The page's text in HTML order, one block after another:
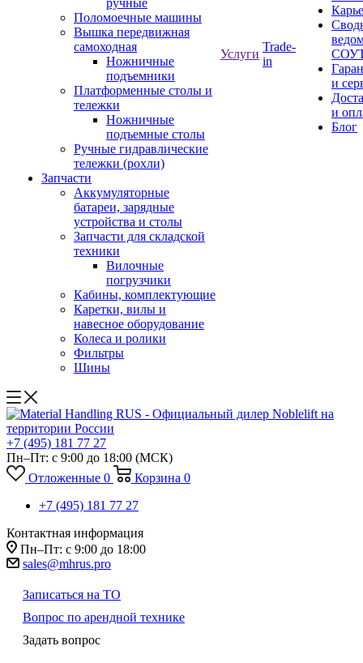
ручные
Поломоечные машины
Вышка передвижная
самоходная
Ножничные
подъемники
Платформенные столы и
тележки
Ножничные
подъемные столы
Ручные гидравлические
тележки (рохли)
Запчасти
Аккумуляторные
батареи, зарядные
устройства и столы
Запчасти для складской
техники
Вилочные
погрузчики
Кабины, комплектующие
Каретки, вилы и
навесное оборудование
Колеса и ролики
Фильтры
Шины
Услуги
Trade-
in
и
и
Блог
+7 (495) 181 77 27
Пн–Пт: с 9:00 до 18:00 (МСК)
Отложенные 0 Корзина 0
+7 (495) 181 77 27
Контактная информация
Пн–Пт: с 9:00 до 18:00
sales@mhrus.pro
Записаться на ТО
Вопрос по арендной технике
Задать вопрос